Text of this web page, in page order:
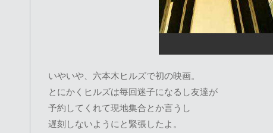
いやいや、六本木ヒルズで初の映画。
とにかくヒルズは毎回迷子になるし友達が
予約してくれて現地集合とか言うし
遅刻しないようにと緊張したよ。